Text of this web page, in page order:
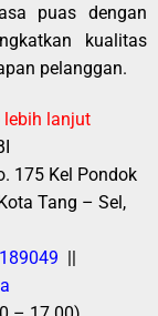
puas dengan
kualitas
pelanggan.
lanjut
175 Kel Pondok
Tang – Sel,
||